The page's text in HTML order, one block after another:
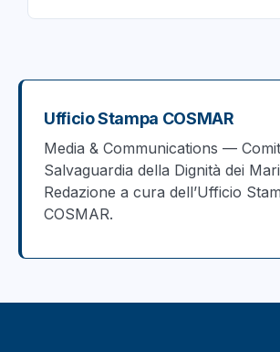
Ufficio Stampa COSMAR
Media & Communications —
Salvaguardia della Dignità dei
Redazione a cura dell’Ufficio
COSMAR.